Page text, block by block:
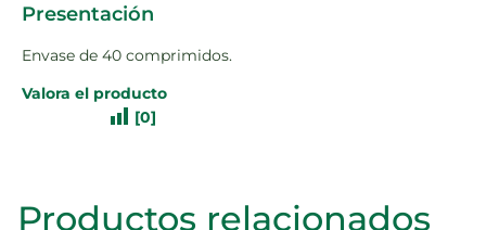
Presentación
Envase de 40 comprimidos.
Valora el producto
[0]
Productos relacionados